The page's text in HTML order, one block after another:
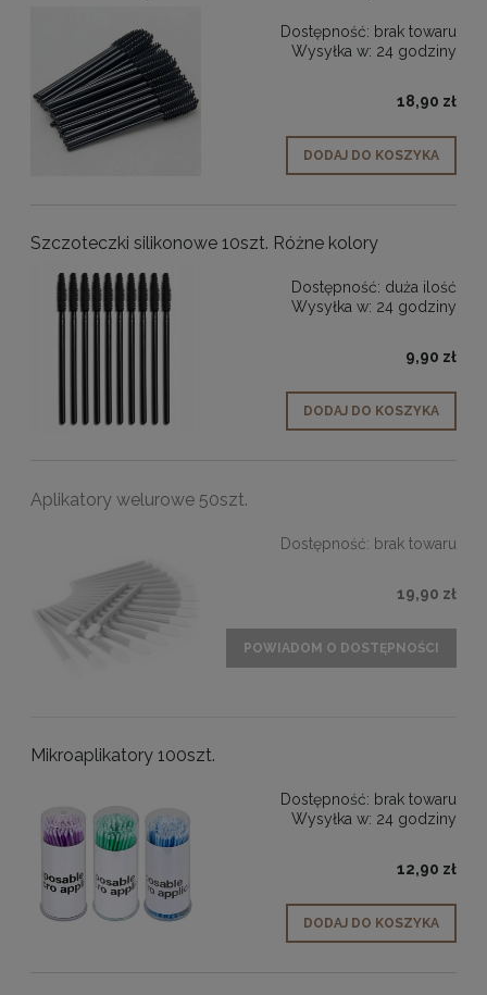
Dostępność: brak towaru
Wysyłka w: 24 godziny
18,90 zł
DODAJ DO KOSZYKA
Szczoteczki silikonowe 10szt. Różne kolory
Dostępność: duża ilość
Wysyłka w: 24 godziny
9,90 zł
DODAJ DO KOSZYKA
Aplikatory welurowe 50szt.
Dostępność: brak towaru
19,90 zł
POWIADOM O DOSTĘPNOŚCI
Mikroaplikatory 100szt.
Dostępność: brak towaru
Wysyłka w: 24 godziny
12,90 zł
DODAJ DO KOSZYKA